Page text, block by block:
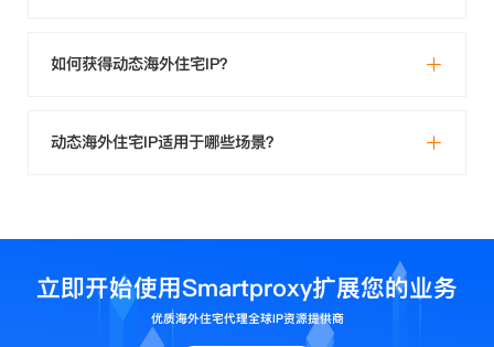
如何获得动态海外住宅IP？
动态海外住宅IP适用于哪些场景？
立即开始使用Smartproxy扩展您的业务
优质海外住宅代理全球IP资源提供商